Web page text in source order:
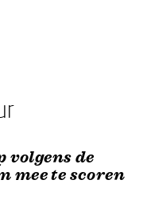
de
mee te scoren